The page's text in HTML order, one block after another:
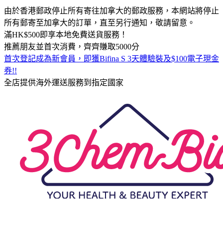
由於香港郵政停止所有寄往加拿大的郵政服務，本網站將停止
所有郵寄至加拿大的訂單，直至另行通知，敬請留意。
滿HK$500即享本地免費送貨服務！
推薦朋友並首次消費，齊齊賺取5000分
首次登記成為新會員，即獲Bifina S 3天體驗裝及$100電子現金
券!!
全店提供海外運送服務到指定國家